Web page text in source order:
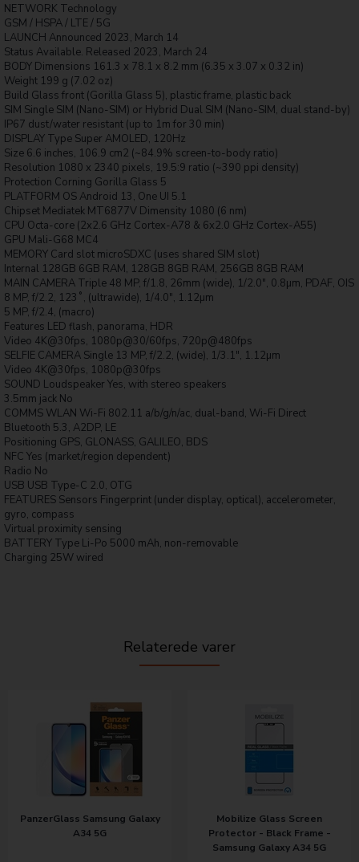
NETWORK Technology
GSM / HSPA / LTE / 5G
LAUNCH Announced 2023, March 14
Status Available. Released 2023, March 24
BODY Dimensions 161.3 x 78.1 x 8.2 mm (6.35 x 3.07 x 0.32 in)
Weight 199 g (7.02 oz)
Build Glass front (Gorilla Glass 5), plastic frame, plastic back
SIM Single SIM (Nano-SIM) or Hybrid Dual SIM (Nano-SIM, dual stand-by)
IP67 dust/water resistant (up to 1m for 30 min)
DISPLAY Type Super AMOLED, 120Hz
Size 6.6 inches, 106.9 cm2 (~84.9% screen-to-body ratio)
Resolution 1080 x 2340 pixels, 19.5:9 ratio (~390 ppi density)
Protection Corning Gorilla Glass 5
PLATFORM OS Android 13, One UI 5.1
Chipset Mediatek MT6877V Dimensity 1080 (6 nm)
CPU Octa-core (2x2.6 GHz Cortex-A78 & 6x2.0 GHz Cortex-A55)
GPU Mali-G68 MC4
MEMORY Card slot microSDXC (uses shared SIM slot)
Internal 128GB 6GB RAM, 128GB 8GB RAM, 256GB 8GB RAM
MAIN CAMERA Triple 48 MP, f/1.8, 26mm (wide), 1/2.0", 0.8µm, PDAF, OIS
8 MP, f/2.2, 123˚, (ultrawide), 1/4.0", 1.12µm
5 MP, f/2.4, (macro)
Features LED flash, panorama, HDR
Video 4K@30fps, 1080p@30/60fps, 720p@480fps
SELFIE CAMERA Single 13 MP, f/2.2, (wide), 1/3.1", 1.12µm
Video 4K@30fps, 1080p@30fps
SOUND Loudspeaker Yes, with stereo speakers
3.5mm jack No
COMMS WLAN Wi-Fi 802.11 a/b/g/n/ac, dual-band, Wi-Fi Direct
Bluetooth 5.3, A2DP, LE
Positioning GPS, GLONASS, GALILEO, BDS
NFC Yes (market/region dependent)
Radio No
USB USB Type-C 2.0, OTG
FEATURES Sensors Fingerprint (under display, optical), accelerometer,
gyro, compass
Virtual proximity sensing
BATTERY Type Li-Po 5000 mAh, non-removable
Charging 25W wired
Relaterede varer
PanzerGlass Samsung Galaxy
A34 5G
Mobilize Glass Screen
Protector - Black Frame -
Samsung Galaxy A34 5G